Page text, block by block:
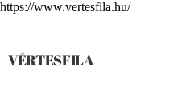
https://www.vertesfila.hu/
VÉRTESFILA